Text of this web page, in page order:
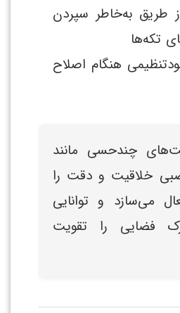
طریق به‌خاطر سپردن
تکه‌ها
هنگام اصلاح
چندحسی مانند
خلاقیت و دقت را
می‌سازد و توانایی
فضایی را تقویت